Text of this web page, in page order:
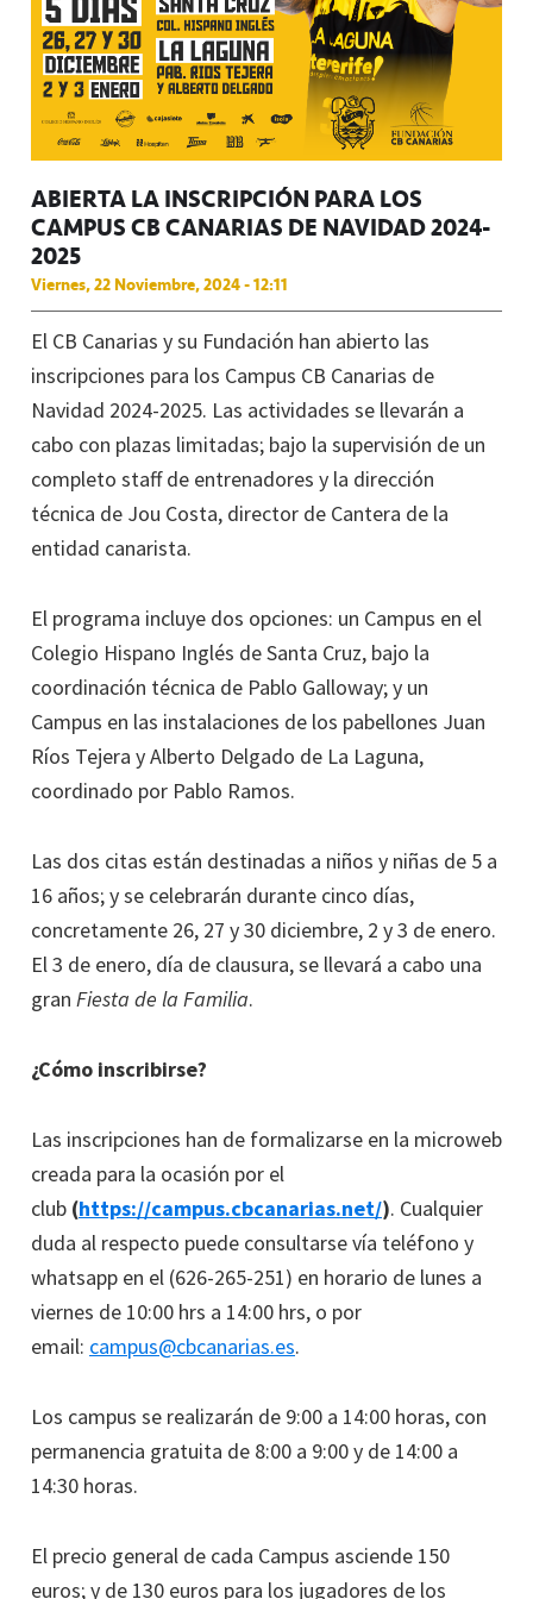
ABIERTA LA INSCRIPCIÓN PARA LOS
CAMPUS CB CANARIAS DE NAVIDAD 2024-
2025
Viernes, 22 Noviembre, 2024 - 12:11
El CB Canarias y su Fundación han abierto las
inscripciones para los Campus CB Canarias de
Navidad 2024-2025. Las actividades se llevarán a
cabo con plazas limitadas; bajo la supervisión de un
completo staff de entrenadores y la dirección
técnica de Jou Costa, director de Cantera de la
entidad canarista.
El programa incluye dos opciones: un Campus en el
Colegio Hispano Inglés de Santa Cruz, bajo la
coordinación técnica de Pablo Galloway; y un
Campus en las instalaciones de los pabellones Juan
Ríos Tejera y Alberto Delgado de La Laguna,
coordinado por Pablo Ramos.
Las dos citas están destinadas a niños y niñas de 5 a
16 años; y se celebrarán durante cinco días,
concretamente 26, 27 y 30 diciembre, 2 y 3 de enero.
El 3 de enero, día de clausura, se llevará a cabo una
gran Fiesta de la Familia.
¿Cómo inscribirse?
Las inscripciones han de formalizarse en la microweb
creada para la ocasión por el
club (https://campus.cbcanarias.net/). Cualquier
duda al respecto puede consultarse vía teléfono y
whatsapp en el (626-265-251) en horario de lunes a
viernes de 10:00 hrs a 14:00 hrs, o por
email: campus@cbcanarias.es.
Los campus se realizarán de 9:00 a 14:00 horas, con
permanencia gratuita de 8:00 a 9:00 y de 14:00 a
14:30 horas.
El precio general de cada Campus asciende 150
euros; y de 130 euros para los jugadores de los